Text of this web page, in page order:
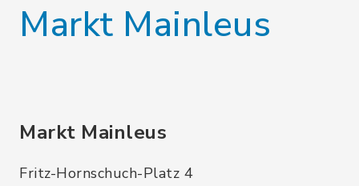
Markt Mainleus
Markt Mainleus
Fritz-Hornschuch-Platz 4